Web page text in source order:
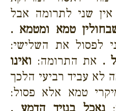
אין שני לתרומה אבל
טמא ומטמא .
לפסול את השלישי:
. את התרומה: ואינו
לא עביד רביעי הלכך
טמא אלא פסול: